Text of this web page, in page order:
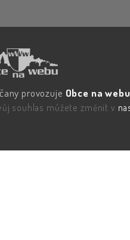
provozuje Obce na
souhlas můžete změnit v